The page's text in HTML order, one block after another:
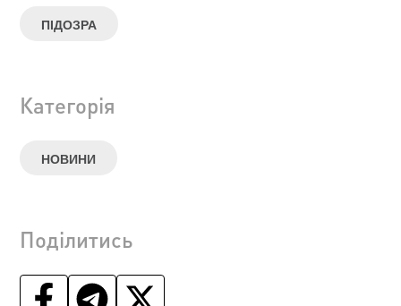
ПІДОЗРА
Категорія
НОВИНИ
Поділитись